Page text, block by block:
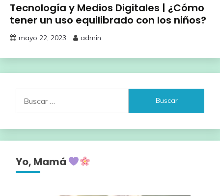
Tecnología y Medios Digitales | ¿Cómo
tener un uso equilibrado con los niños?
mayo 22, 2023 admin
Yo, Mamá